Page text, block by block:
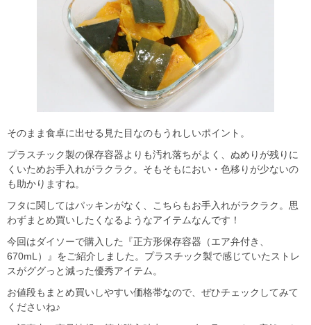
そのまま食卓に出せる見た目なのもうれしいポイント。
プラスチック製の保存容器よりも汚れ落ちがよく、ぬめりが残りに
くいためお手入れがラクラク。そもそもにおい・色移りが少ないの
も助かりますね。
フタに関してはパッキンがなく、こちらもお手入れがラクラク。思
わずまとめ買いしたくなるようなアイテムなんです！
今回はダイソーで購入した『正方形保存容器（エア弁付き、
670mL）』をご紹介しました。プラスチック製で感じていたストレ
スがググっと減った優秀アイテム。
お値段もまとめ買いしやすい価格帯なので、ぜひチェックしてみて
くださいね♪